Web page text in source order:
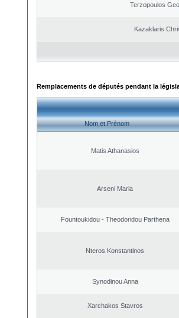
Terzopoulos
Kazaklaris
Remplacements de députés pendant la
Nom et Prénom
Matis Athanasios
Arseni Maria
Fountoukidou - Theodoridou Parthena
Nteros Konstantinos
Synodinou Anna
Xarchakos Stavros